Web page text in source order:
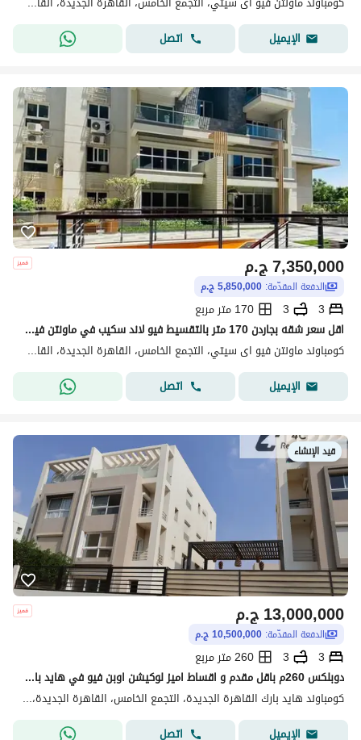
الإيميل
اتصل
ج.م7,350,000
الدفعة المقدّمة: 5,850,000 ج.م
3
3
170 متر مربع
اقل سعر شقه بجاردن 170 متر بالتقسيط فيو لاند سكيب في ماونتن فيو اي سيتي التجمع الخامس mountain view i-city new cairo
كومباوند ماونتن فيو اى سيتي، التجمع الخامس، القاهرة الجديدة، القاهرة
الإيميل
اتصل
قيد الإنشاء
ج.م13,000,000
الدفعة المقدّمة: 10,500,000 ج.م
3
3
260 متر مربع
دوبلكس 260م باقل مقدم و اقساط اميز لوكيشن اوبن فيو في هايد بارك التجمع الخامس القاهرة الجديدة بجوار ماونتن فيو اي سيتي Hyde park New cairo
كومباوند هايد بارك القاهرة الجديدة، التجمع الخامس، القاهرة الجديدة، القاهرة
الإيميل
اتصل